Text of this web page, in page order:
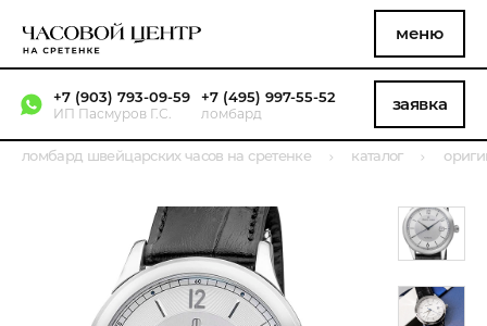
меню
+7 (903) 793-09-59
ИП Пасмуров Г.С.
+7 (495) 997-55-52
ломбард заявка
ломбард швейцарских часов на сретенке каталог